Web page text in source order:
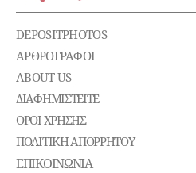
DEPOSITPHOTOS
ΑΡΘΡΟΓΡΑΦΟΙ
ABOUT US
ΔΙΑΦΗΜΙΣΤΕΊΤΕ
ΌΡΟΙ ΧΡΉΣΗΣ
ΠΟΛΙΤΙΚΉ ΑΠΟΡΡΉΤΟΥ
ΕΠΙΚΟΙΝΩΝΊΑ